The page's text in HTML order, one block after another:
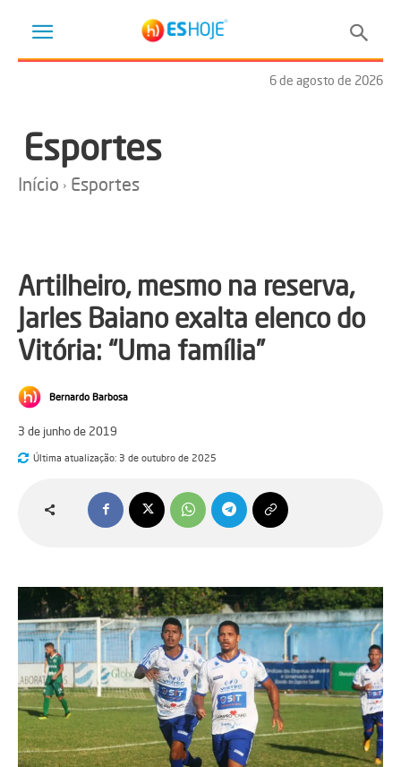
6 de agosto de 2026
Esportes
Início Esportes
Artilheiro, mesmo na reserva,
Jarles Baiano exalta elenco do
Vitória: “Uma família”
Bernardo Barbosa
3 de junho de 2019
Última atualização: 3 de outubro de 2025